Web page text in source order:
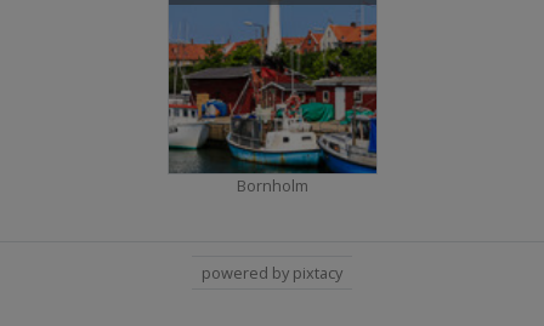
Bornholm
powered by pixtacy